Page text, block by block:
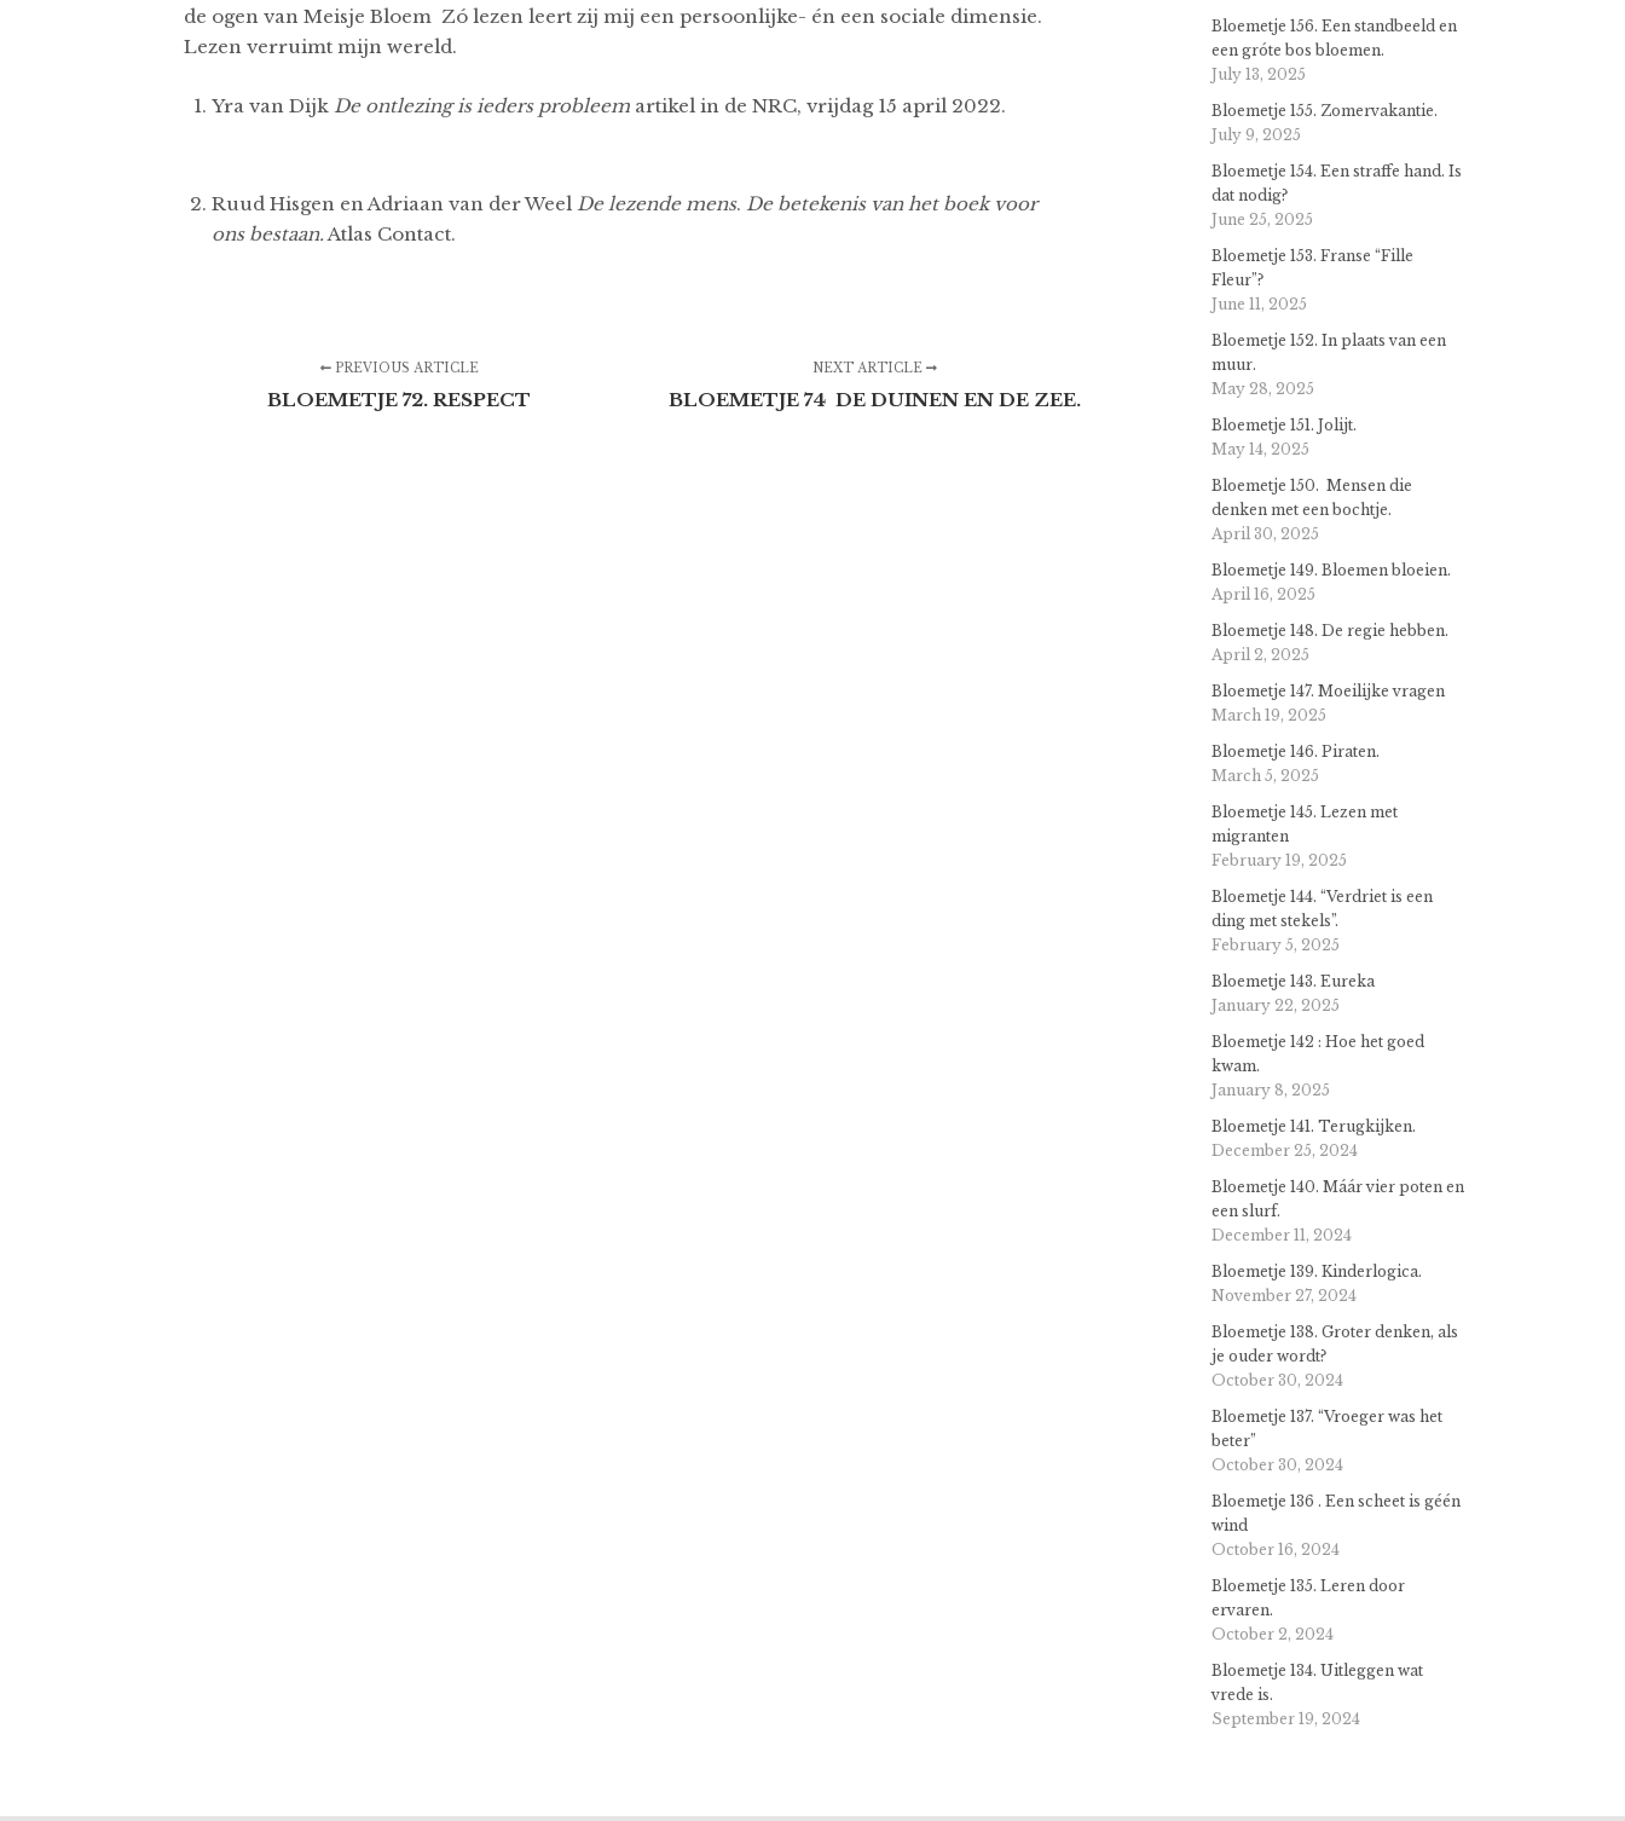
de ogen van Meisje Bloem Zó lezen leert zij mij een persoonlijke- én een sociale dimensie.
Lezen verruimt mijn wereld.
Yra van Dijk De ontlezing is ieders probleem artikel in de NRC, vrijdag 15 april 2022.
Ruud Hisgen en Adriaan van der Weel De lezende mens. De betekenis van het boek voor
ons bestaan. Atlas Contact.
PREVIOUS ARTICLE
BLOEMETJE 72. RESPECT
NEXT ARTICLE
BLOEMETJE 74 DE DUINEN EN DE ZEE.
Bloemetje 156. Een standbeeld en
een gróte bos bloemen.
July 13, 2025
Bloemetje 155. Zomervakantie.
July 9, 2025
Bloemetje 154. Een straffe hand. Is
dat nodig?
June 25, 2025
Bloemetje 153. Franse “Fille
Fleur”?
June 11, 2025
Bloemetje 152. In plaats van een
muur.
May 28, 2025
Bloemetje 151. Jolijt.
May 14, 2025
Bloemetje 150. Mensen die
denken met een bochtje.
April 30, 2025
Bloemetje 149. Bloemen bloeien.
April 16, 2025
Bloemetje 148. De regie hebben.
April 2, 2025
Bloemetje 147. Moeilijke vragen
March 19, 2025
Bloemetje 146. Piraten.
March 5, 2025
Bloemetje 145. Lezen met
migranten
February 19, 2025
Bloemetje 144. “Verdriet is een
ding met stekels”.
February 5, 2025
Bloemetje 143. Eureka
January 22, 2025
Bloemetje 142 : Hoe het goed
kwam.
January 8, 2025
Bloemetje 141. Terugkijken.
December 25, 2024
Bloemetje 140. Máár vier poten en
een slurf.
December 11, 2024
Bloemetje 139. Kinderlogica.
November 27, 2024
Bloemetje 138. Groter denken, als
je ouder wordt?
October 30, 2024
Bloemetje 137. “Vroeger was het
beter”
October 30, 2024
Bloemetje 136 . Een scheet is géén
wind
October 16, 2024
Bloemetje 135. Leren door
ervaren.
October 2, 2024
Bloemetje 134. Uitleggen wat
vrede is.
September 19, 2024